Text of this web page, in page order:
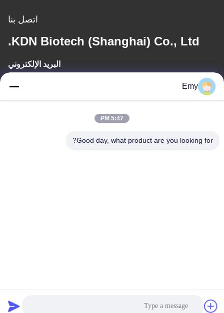
اتصل بنا
KDN Biotech (Shanghai) Co., Ltd.
البريد الإلكتروني
panxy@vlandgroup.com
سياسة الخصوصية
Emy
5:47 PM
Good day, what product are you looking for?